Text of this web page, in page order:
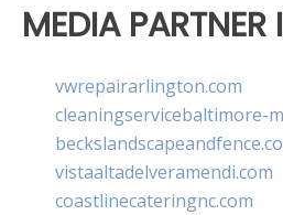
MEDIA PARTNER
vwrepairarlington.com
cleaningservicebaltimore-
vistaaltadelveramendi.com
coastlinecateringnc.com